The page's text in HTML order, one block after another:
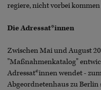
regiere, nicht vorbei
Die Adressat*innen
Zwischen Mai und August
"Maßnahmenkatalog"
Adressat*innen wendet -
Abgeordnetenhaus zu